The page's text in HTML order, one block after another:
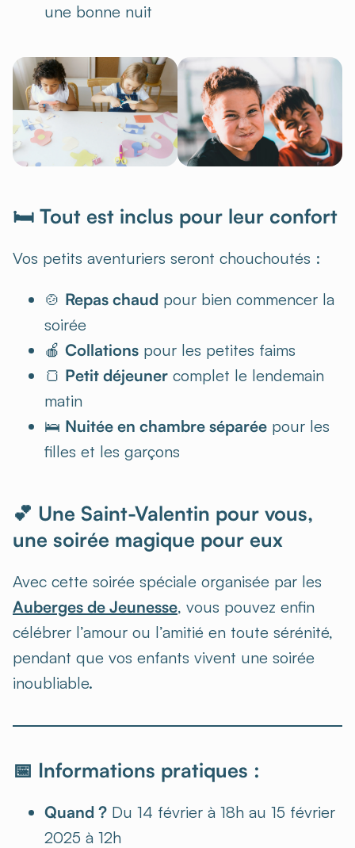
une bonne nuit
🛏️ Tout est inclus pour leur confort
Vos petits aventuriers seront chouchoutés :
🍲 Repas chaud pour bien commencer la
soirée
🍎 Collations pour les petites faims
🍞 Petit déjeuner complet le lendemain
matin
🛌 Nuitée en chambre séparée pour les
filles et les garçons
💕 Une Saint-Valentin pour vous,
une soirée magique pour eux
Avec cette soirée spéciale organisée par les
Auberges de Jeunesse, vous pouvez enfin
célébrer l’amour ou l’amitié en toute sérénité,
pendant que vos enfants vivent une soirée
inoubliable.
📅 Informations pratiques :
Quand ? Du 14 février à 18h au 15 février
2025 à 12h